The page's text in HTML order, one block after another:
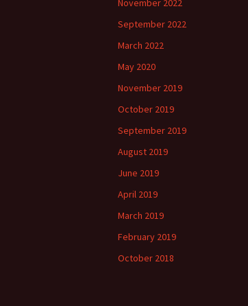
November 2022
September 2022
March 2022
May 2020
November 2019
October 2019
September 2019
August 2019
June 2019
April 2019
March 2019
February 2019
October 2018